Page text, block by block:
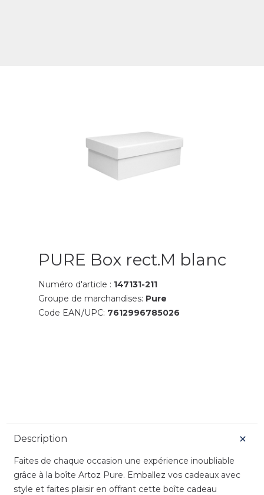
PURE Box rect.M blanc
Numéro d'article : 147131-211
Groupe de marchandises: Pure
Code EAN/UPC: 7612996785026
Description
Faites de chaque occasion une expérience inoubliable
grâce à la boîte Artoz Pure. Emballez vos cadeaux avec
style et faites plaisir en offrant cette boîte cadeau